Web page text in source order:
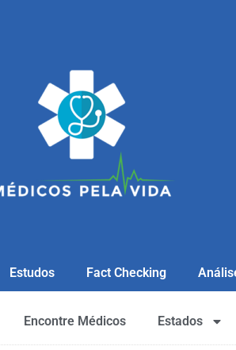
Estudos Fact Checking
Encontre Médicos Estados